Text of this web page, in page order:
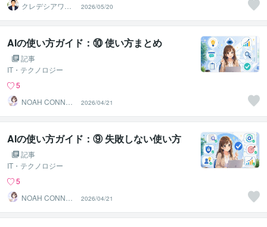
クレデシアワー
クス｜EC改善・
業務効率化
2026/05/20
AIの使い方ガイド：⑩ 使い方まとめ
記事
IT・テクノロジー
5
NOAH CONNEC
2026/04/21
AIの使い方ガイド：⑨ 失敗しない使い方
記事
IT・テクノロジー
5
NOAH CONNEC
2026/04/21